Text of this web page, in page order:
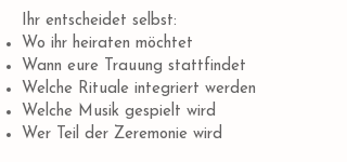
Ihr entscheidet selbst:
Wo ihr heiraten möchtet
Wann eure Trauung stattfindet
Welche Rituale integriert werden
Welche Musik gespielt wird
Wer Teil der Zeremonie wird